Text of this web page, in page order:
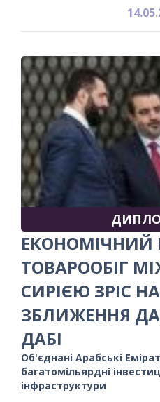
ЕКОНОМІЧНИЙ
ТОВАРООБІГ
СИРІЄЮ ЗРІС
ЗБЛИЖЕННЯ
ДАБІ
Об'єднані Арабські
багатомільярдні
інфраструктури